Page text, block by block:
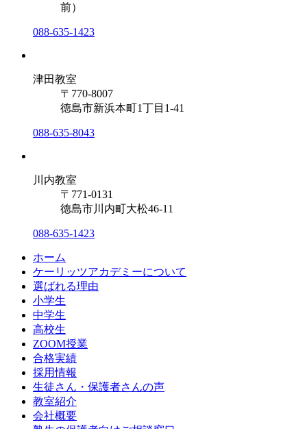
前）
088-635-1423
津田教室
〒770-8007
徳島市新浜本町1丁目1-41
088-635-8043
川内教室
〒771-0131
徳島市川内町大松46-11
088-635-1423
ホーム
ケーリッツアカデミーについて
選ばれる理由
小学生
中学生
高校生
ZOOM授業
合格実績
採用情報
生徒さん・保護者さんの声
教室紹介
会社概要